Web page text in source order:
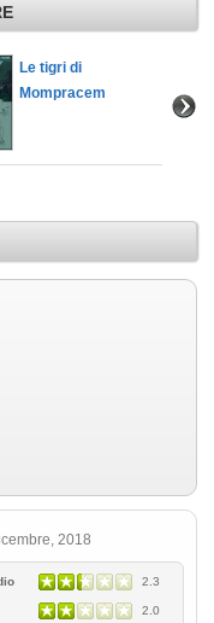
Le tigri di
Mompracem
2018
2.3
2.0